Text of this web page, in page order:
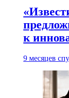
к
9 месяцев